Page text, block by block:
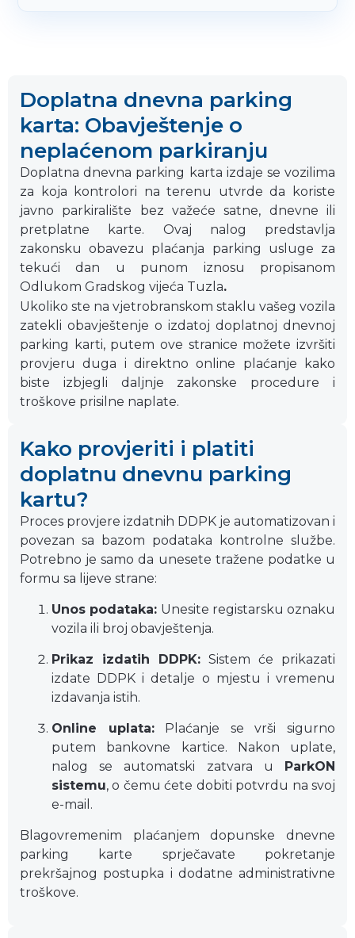
Doplatna dnevna parking
karta: Obavještenje o
neplaćenom parkiranju
Doplatna dnevna parking karta izdaje se vozilima
za koja kontrolori na terenu utvrde da koriste
javno parkiralište bez važeće satne, dnevne ili
pretplatne karte. Ovaj nalog predstavlja
zakonsku obavezu plaćanja parking usluge za
tekući dan u punom iznosu propisanom
Odlukom Gradskog vijeća Tuzla.
Ukoliko ste na vjetrobranskom staklu vašeg vozila
zatekli obavještenje o izdatoj doplatnoj dnevnoj
parking karti, putem ove stranice možete izvršiti
provjeru duga i direktno online plaćanje kako
biste izbjegli daljnje zakonske procedure i
troškove prisilne naplate.
Kako provjeriti i platiti
doplatnu dnevnu parking
kartu?
Proces provjere izdatnih DDPK je automatizovan i
povezan sa bazom podataka kontrolne službe.
Potrebno je samo da unesete tražene podatke u
formu sa lijeve strane:
Unos podataka: Unesite registarsku oznaku
vozila ili broj obavještenja.
Prikaz izdatih DDPK: Sistem će prikazati
izdate DDPK i detalje o mjestu i vremenu
izdavanja istih.
Online uplata:Plaćanje se vrši sigurno
putem bankovne kartice. Nakon uplate,
nalog se automatski zatvara u ParkON
sistemu, o čemu ćete dobiti potvrdu na svoj
e-mail.
Blagovremenim plaćanjem dopunske dnevne
parking karte sprječavate pokretanje
prekršajnog postupka i dodatne administrativne
troškove.